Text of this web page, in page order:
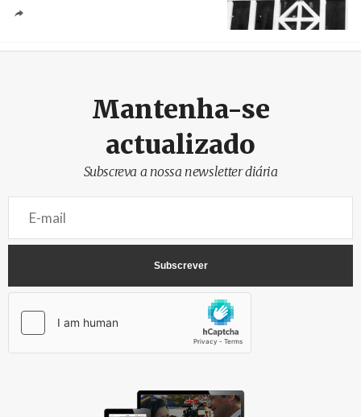
Mantenha-se
actualizado
Subscreva a nossa newsletter diária